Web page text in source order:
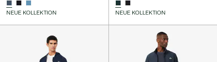
NEUE KOLLEKTION NEUE KOLLEKTION